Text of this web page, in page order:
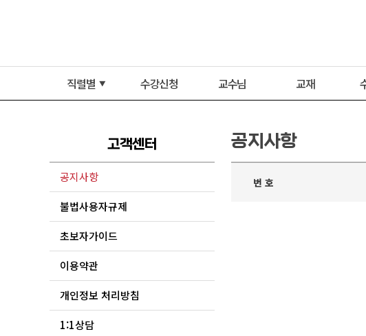
직렬별 ▼ 수강신청 교수님 교재
고객센터
공지사항
불법사용자규제
초보자가이드
이용약관
개인정보 처리방침
1:1상담
공지사항
번 호